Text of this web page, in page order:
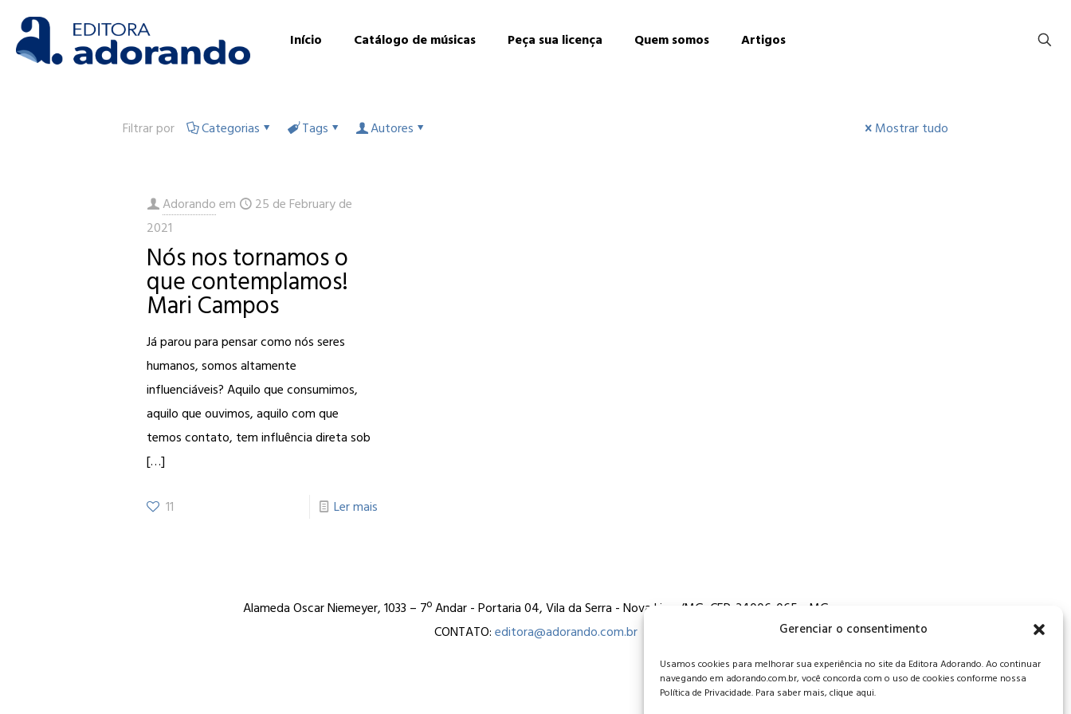
Gerenciar o consentimento
Usamos cookies para melhorar sua experiência no site da Editora Adorando. Ao continuar
navegando em adorando.com.br, você concorda com o uso de cookies conforme nossa
Política de Privacidade. Para saber mais, clique aqui.
Início Catálogo de músicas Peça sua licença Quem somos Artigos
Filtrar por Categorias Tags Autores Mostrar tudo
Adorando em
25 de February de
2021
Nós nos tornamos o
que contemplamos!
Mari Campos
Já parou para pensar como nós seres
humanos, somos altamente
influenciáveis? Aquilo que consumimos,
aquilo que ouvimos, aquilo com que
temos contato, tem influência direta sob
[…]
11 Ler mais
Alameda Oscar Niemeyer, 1033 – 7º Andar - Portaria 04, Vila da Serra - Nova Lima/MG, CEP: 34006-065 - MG
CONTATO:editora@adorando.com.br